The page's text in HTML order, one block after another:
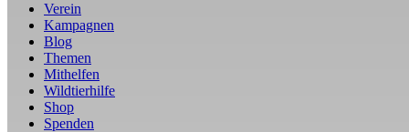
Verein
Kampagnen
Blog
Themen
Mithelfen
Wildtierhilfe
Shop
Spenden